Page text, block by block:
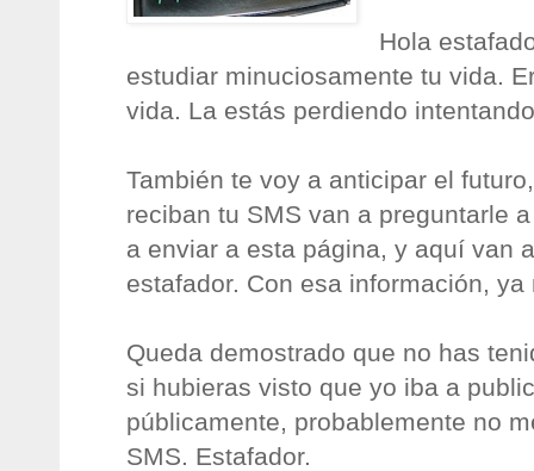
Hola
estudiar minuciosamente tu vida.
vida. La estás perdiendo
También te voy a anticipar el
reciban tu SMS van a preguntarle
a enviar a esta página, y aquí van
estafador. Con esa información,
Queda demostrado que no has
si hubieras visto que yo iba a
públicamente, probablemente no
SMS. Estafador.